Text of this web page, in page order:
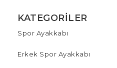
KATEGORILER
Spor Ayakkabı
Erkek Spor Ayakkabı